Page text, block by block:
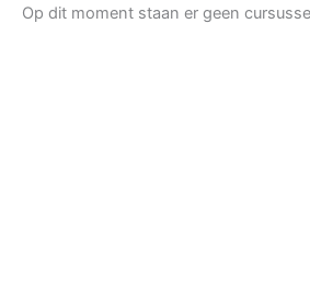
Op dit moment staan er geen